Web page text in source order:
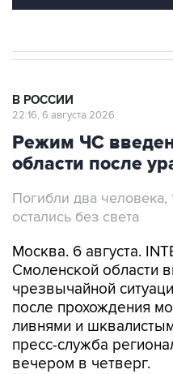
В РОССИИ
22:16, 6 августа 2026
Режим ЧС
области после
Погибли два человека,
остались без света
Москва. 6 августа.
Смоленской области
чрезвычайной
после прохождения
ливнями и
пресс-служба
вечером в четверг.